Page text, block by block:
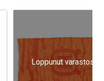
Loppunut varastosta